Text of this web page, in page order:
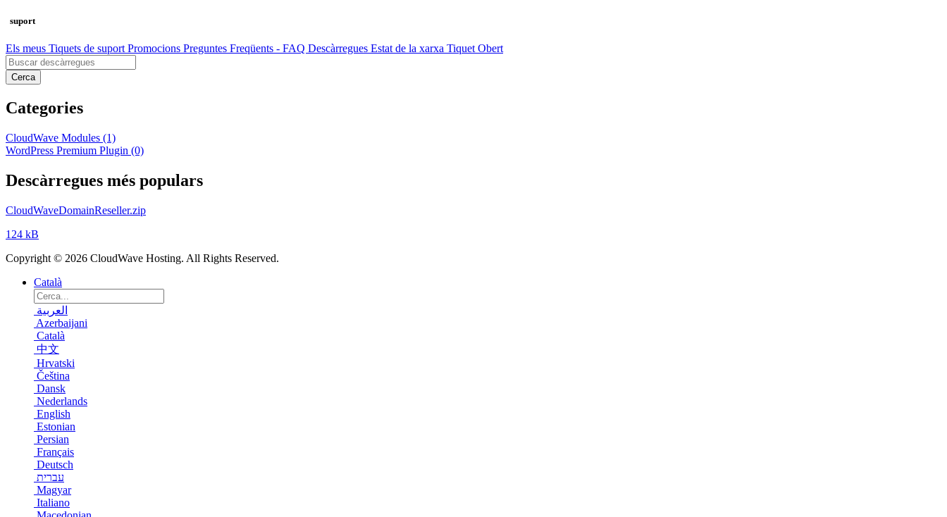
suport
Els meus Tiquets de suport Promocions Preguntes Freqüents - FAQ Descàrregues Estat de la xarxa Tiquet Obert
Cerca
Categories
CloudWave Modules (1)
WordPress Premium Plugin (0)
Descàrregues més populars
CloudWaveDomainReseller.zip
124 kB
Copyright © 2026 CloudWave Hosting. All Rights Reserved.
Català
العربية
Azerbaijani
Català
中文
Hrvatski
Čeština
Dansk
Nederlands
English
Estonian
Persian
Français
Deutsch
עברית
Magyar
Italiano